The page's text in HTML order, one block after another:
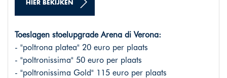
HIER BEKIJKEN
Toeslagen stoelupgrade Arena di Verona:
- "poltrona platea" 20 euro per plaats
- "poltronissima" 50 euro per plaats
- "poltronissima Gold" 115 euro per plaats